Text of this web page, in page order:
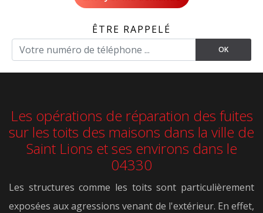
ÊTRE RAPPELÉ
Les opérations de réparation des fuites
sur les toits des maisons dans la ville de
Saint Lions et ses environs dans le
04330
Les structures comme les toits sont particulièrement
exposées aux agressions venant de l'extérieur. En effet,